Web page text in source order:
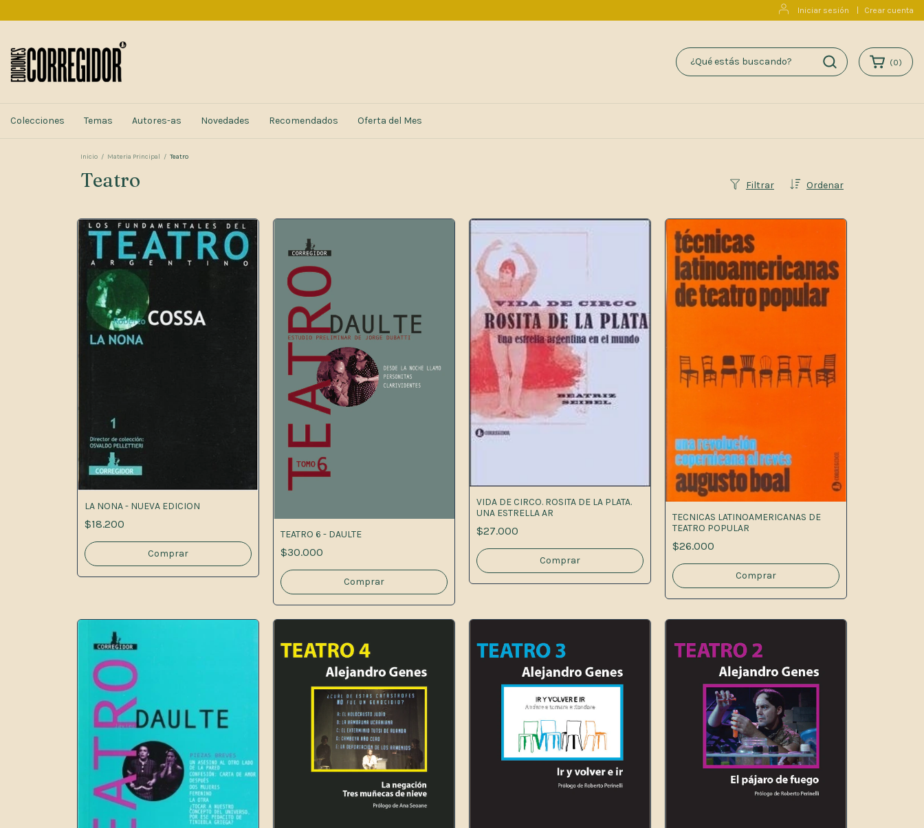
Iniciar sesión Crear cuenta
(0)
Colecciones Temas Autores-as Novedades Recomendados Oferta del Mes
Inicio / Materia Principal / Teatro
Teatro Ordenar
Filtrar
LA NONA - NUEVA EDICION
$18.200
TEATRO 6 - DAULTE
$30.000
VIDA DE CIRCO. ROSITA DE LA PLATA.
UNA ESTRELLA AR
$27.000
TECNICAS LATINOAMERICANAS DE
TEATRO POPULAR
$26.000